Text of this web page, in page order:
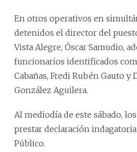
En otros operativos en
detenidos el director del
Vista Alegre, Óscar Samudio,
funcionarios identificados
Cabañas, Fredi Rubén Gauto y
González Aguilera.
Al mediodía de este sábado,
prestar declaración
Público.